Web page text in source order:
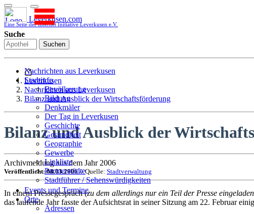
Leverkusen.com
Eine Seite der Internet Initiative Leverkusen e.V.
Suche
Suchen
Nachrichten aus Leverkusen
Stadtinfo
Bevölkerung
Bildung
Denkmäler
Der Tag in Leverkusen
Geschichte
Gesundheit
Geographie
Gewerbe
Linkliste
Partnerstädte
Stadtführer / Sehenswürdigkeiten
Stadtplan
Stadtteile
Sport
Events und Termine
Orte
Adressen
Leverkusen
Nachrichten aus Leverkusen
Bilanz und Ausblick der Wirtschaftsförderung
Bilanz und Ausblick der
Archivmeldung aus dem Jahr 2006
Veröffentlicht: 08.03.2006// Quelle: Stadtverwaltung
In einem Pressegespräch (zu dem allerdings nur ein Teil der Presse
das laufende Jahr fasste der Aufsichtsrat in seiner Sitzung am 22. Februar